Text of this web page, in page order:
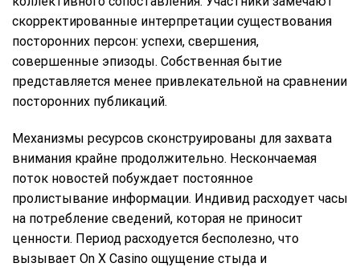
скорректированные интерпретации существования
посторонних персон: успехи, свершения,
совершенные эпизоды. Собственная бытие
представляется менее привлекательной на сравнении
посторонних публикаций.
Механизмы ресурсов сконструированы для захвата
внимания крайне продолжительно. Нескончаемая
поток новостей побуждает постоянное
пролистывание информации. Индивид расходует часы
на потребление сведений, которая не приносит
ценности. Период расходуется бесполезно, что
вызывает On X Casino ощущение стыда и